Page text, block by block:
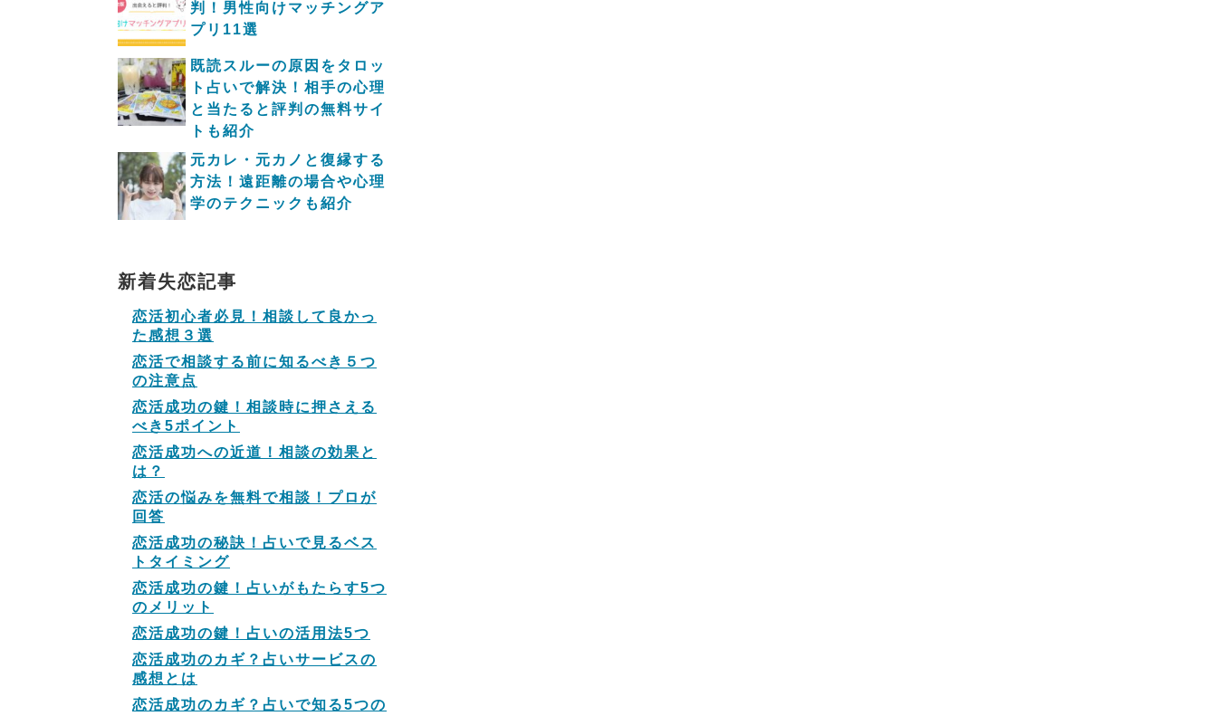
判！男性向けマッチングア
プリ11選
既読スルーの原因をタロッ
ト占いで解決！相手の心理
と当たると評判の無料サイ
トも紹介
元カレ・元カノと復縁する
方法！遠距離の場合や心理
学のテクニックも紹介
新着失恋記事
恋活初心者必見！相談して良かっ
た感想３選
恋活で相談する前に知るべき５つ
の注意点
恋活成功の鍵！相談時に押さえる
べき5ポイント
恋活成功への近道！相談の効果と
は？
恋活の悩みを無料で相談！プロが
回答
恋活成功の秘訣！占いで見るベス
トタイミング
恋活成功の鍵！占いがもたらす5つ
のメリット
恋活成功の鍵！占いの活用法5つ
恋活成功のカギ？占いサービスの
感想とは
恋活成功のカギ？占いで知る5つの